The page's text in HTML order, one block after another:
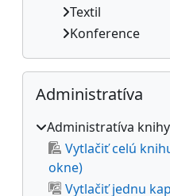
Textil
Konference
Preskočiť Administratíva
Administratíva
Administratíva knihy
Vytlačiť celú
okne)
Vytlačiť jednu